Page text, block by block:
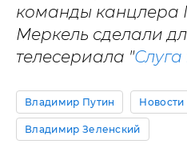
команды канцлера
Меркель сделали
телесериала "
Владимир Путин
Владимир Зеленский